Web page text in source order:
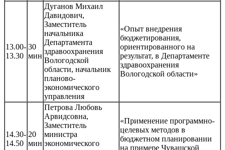
13.00-
13.30
30
мин
Дуганов Михаил
Давидович,
Заместитель
начальника
Департамента
здравоохранения
Вологодской
области, начальник
планово-
экономического
управления
«Опыт внедрения
бюджетирования,
ориентированного на
результат, в Департаменте
здравоохранения
Вологодской области»
14.30-
14.50
20
мин
Петрова Любовь
Арвидсовна,
Заместитель
министра
экономического
«Применение программно-
целевых методов в
бюджетном планировании
на примере Чувашской